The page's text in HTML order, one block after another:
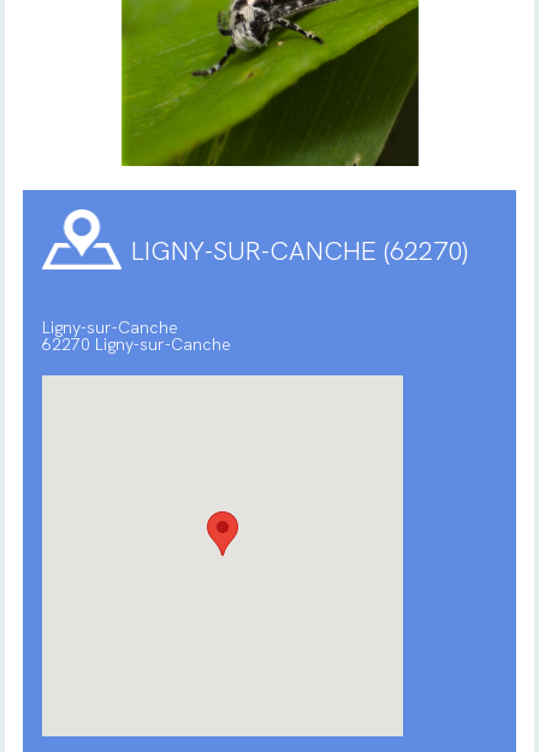
LIGNY-SUR-CANCHE (62270)
Ligny-sur-Canche
62270 Ligny-sur-Canche